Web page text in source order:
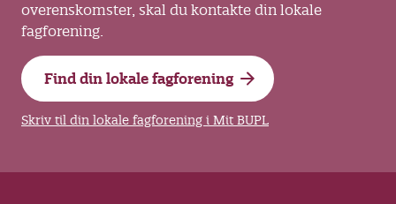
overenskomster, skal du kontakte din lokale
fagforening.
Find din lokale fagforening
Skriv til din lokale fagforening i Mit BUPL